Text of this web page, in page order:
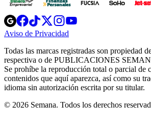
Opens
in
new
Opens
in
new
Opens
in
new
window
Opens
new
windowwindow
Aviso de Privacidad
new
window
Todas las marcas registradas son propiedad
respectiva o de PUBLICACIONES
Se prohíbe la reproducción total o parcial de
contenidos que aquí aparezca, así como su
idioma sin autorización escrita por su titular.
© 2026 Semana. Todos los derechos